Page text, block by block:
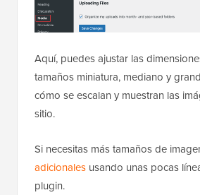
Aquí, puedes ajustar las
tamaños miniatura, mediano y
cómo se escalan y muestran las
sitio.
Si necesitas más tamaños de
adicionales usando unas pocas
plugin.